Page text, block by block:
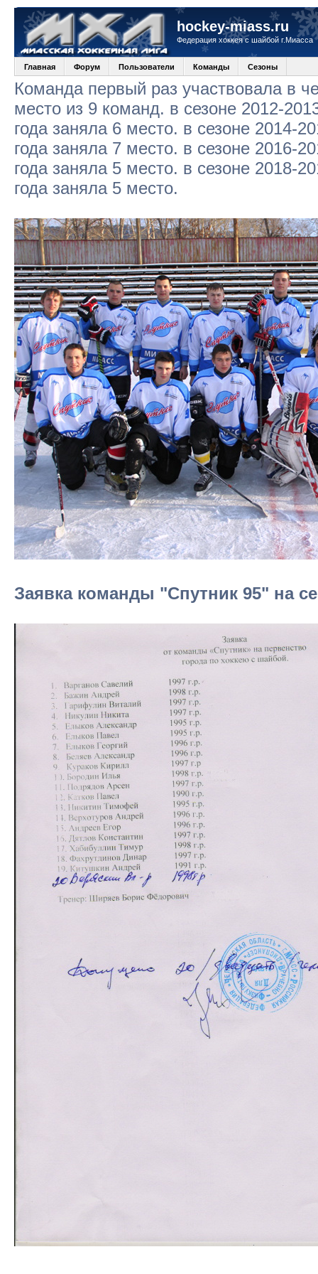
hockey-miass.ru
Федерация хоккея с шайбой г.Миасса
Главная Форум Пользователи Команды Сезоны
Команда первый раз участвовала в
место из 9 команд. в сезоне 2012-
года заняла 6 место. в сезоне 2014-
года заняла 7 место. в сезоне 2016-
года заняла 5 место. в сезоне 2018-
года заняла 5 место.
Заявка команды "Спутник 95" на